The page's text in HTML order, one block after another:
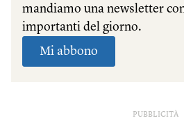
PUBBLICITÀ